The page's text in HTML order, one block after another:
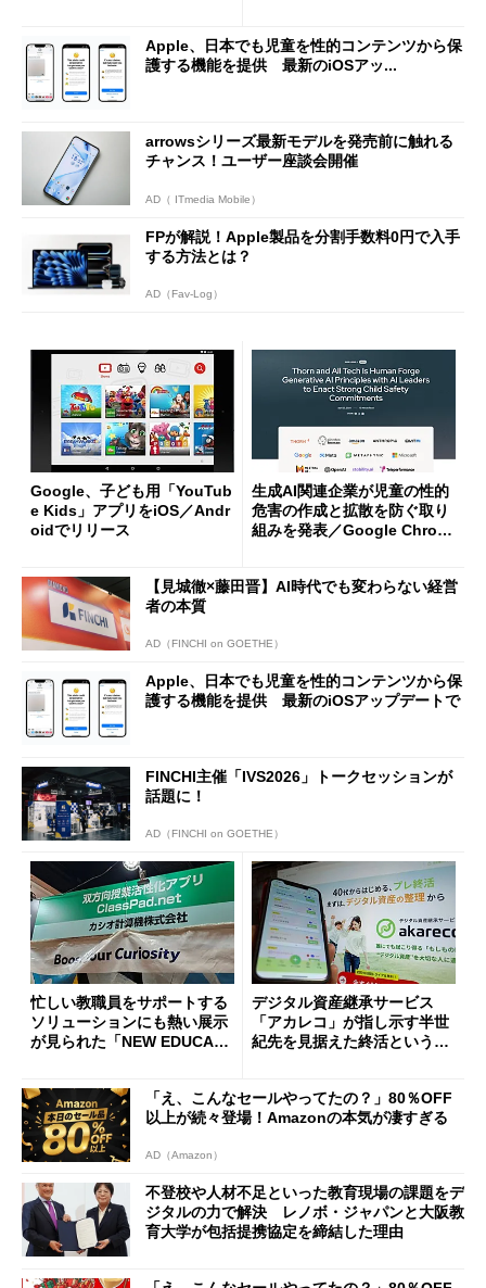
Apple、日本でも児童を性的コンテンツから保
護する機能を提供 最新のiOSアッ...
arrowsシリーズ最新モデルを発売前に触れる
チャンス！ユーザー座談会開催
AD（ ITmedia Mobile）
FPが解説！Apple製品を分割手数料0円で入手
する方法とは？
AD（Fav-Log）
Google、子ども用「YouTub
e Kids」アプリをiOS／Andr
oidでリリース
生成AI関連企業が児童の性的
危害の作成と拡散を防ぐ取り
組みを発表／Google Chrom
【見城徹×藤田晋】AI時代でも変わらない経営
者の本質
AD（FINCHI on GOETHE）
Apple、日本でも児童を性的コンテンツから保
護する機能を提供 最新のiOSアップデートで
FINCHI主催「IVS2026」トークセッションが
話題に！
AD（FINCHI on GOETHE）
忙しい教職員をサポートする
ソリューションにも熱い展示
が見られた「NEW EDUCATI
デジタル資産継承サービス
「アカレコ」が指し示す半世
紀先を見据えた終活という課
「え、こんなセールやってたの？」80％OFF
以上が続々登場！Amazonの本気が凄すぎる
AD（Amazon）
不登校や人材不足といった教育現場の課題をデ
ジタルの力で解決 レノボ・ジャパンと大阪教
育大学が包括提携協定を締結した理由